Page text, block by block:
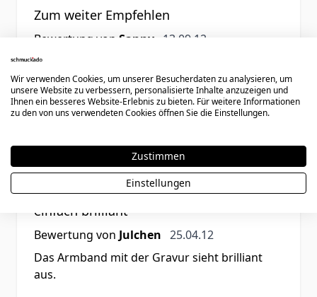
Zum weiter Empfehlen
Bewertung von Sanny 13. September 2012
13.09.12
Ich war mit dem Artikel sehr zufrieden,
<br>genauso wie ich es haben wollte!<br>Die
Bestellung ging einfach und die Gravur ist toll
geworden.<br>Mit der Lieferung war ich auch
<br>Kann ich nur weiter Empfehlen!!<br>
einfach brilliant
Bewertung von Julchen 25. April 2012
25.04.12
Das Armband mit der Gravur sieht brilliant
aus.
Wir verwenden Cookies, um unserer Besucherdaten zu analysieren, um
unsere Website zu verbessern, personalisierte Inhalte anzuzeigen und
Ihnen ein besseres Website-Erlebnis zu bieten. Für weitere Informationen
zu den von uns verwendeten Cookies öffnen Sie die Einstellungen.
Zustimmen
Einstellungen